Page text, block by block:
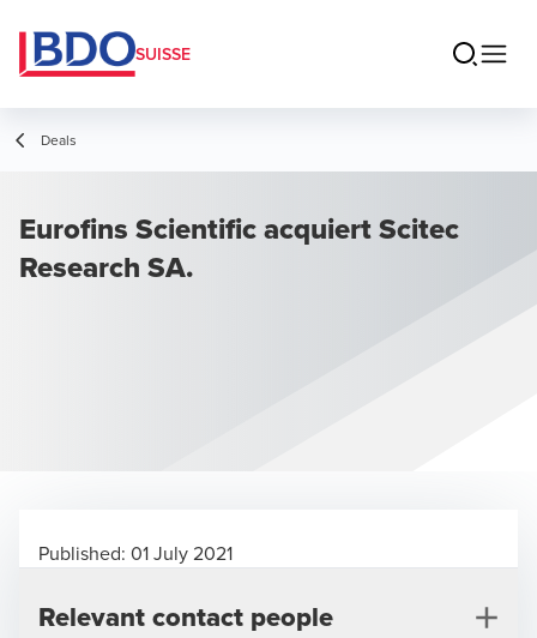
SUISSE
Deals
Eurofins Scientific acquiert Scitec
Research SA.
Published: 01 July 2021
Relevant contact people